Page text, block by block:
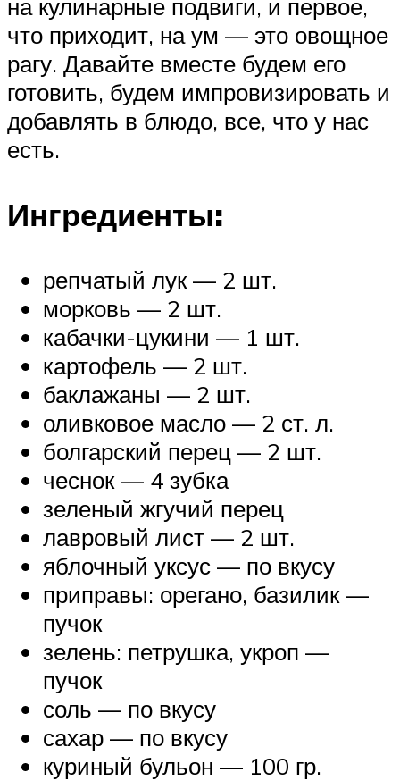
на кулинарные подвиги, и первое,
что приходит, на ум — это овощное
рагу. Давайте вместе будем его
готовить, будем импровизировать и
добавлять в блюдо, все, что у нас
есть.
Ингредиенты:
репчатый лук — 2 шт.
морковь — 2 шт.
кабачки-цукини — 1 шт.
картофель — 2 шт.
баклажаны — 2 шт.
оливковое масло — 2 ст. л.
болгарский перец — 2 шт.
чеснок — 4 зубка
зеленый жгучий перец
лавровый лист — 2 шт.
яблочный уксус — по вкусу
приправы: орегано, базилик —
пучок
зелень: петрушка, укроп —
пучок
соль — по вкусу
сахар — по вкусу
куриный бульон — 100 гр.